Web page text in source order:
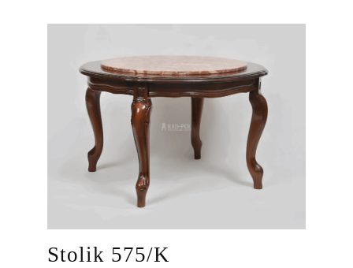
Stolik 575/K